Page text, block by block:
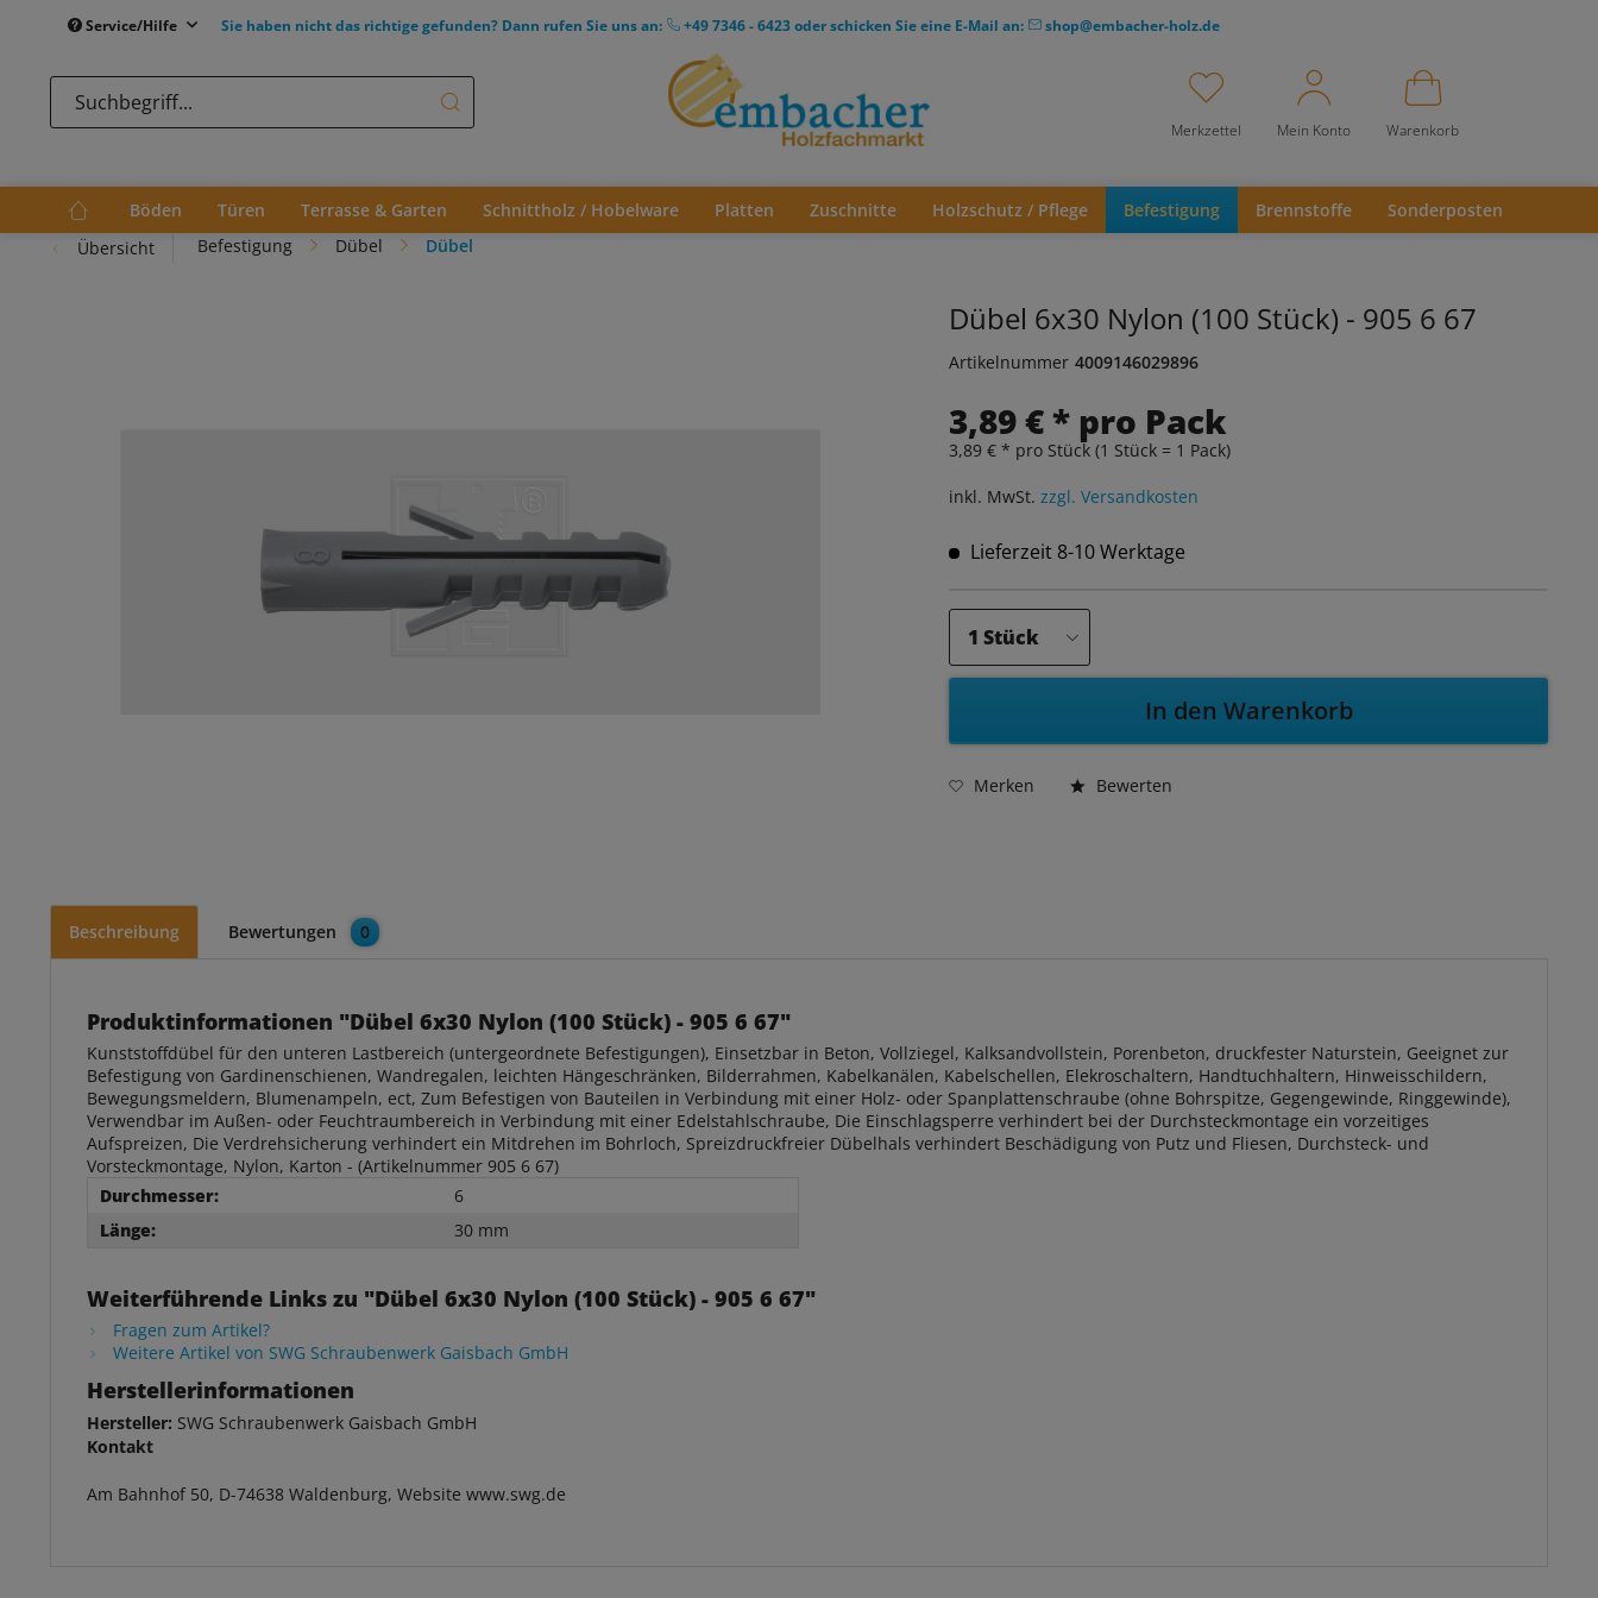
Service/Hilfe Sie haben nicht das richtige gefunden? Dann rufen Sie uns an: +49 7346 - 6423oder schicken Sie eine E-Mail an: shop@embacher-holz.de
Merkzettel Mein Konto Warenkorb
Böden Türen Terrasse & Garten Schnittholz / Hobelware Platten Zuschnitte Holzschutz / Pflege Befestigung Brennstoffe
Sonderposten
Übersicht
Befestigung Dübel Dübel
Dübel 6x30 Nylon (100 Stück) - 905 6 67
Artikelnummer 4009146029896
3,89 € * pro Pack
3,89 € * pro Stück (1 Stück = 1 Pack)
inkl. MwSt. zzgl. Versandkosten
Lieferzeit 8-10 Werktage
In den Warenkorb
Merken Bewerten
Beschreibung Bewertungen 0
Produktinformationen "Dübel 6x30 Nylon (100 Stück) - 905 6 67"
Kunststoffdübel für den unteren Lastbereich (untergeordnete Befestigungen), Einsetzbar in Beton, Vollziegel, Kalksandvollstein, Porenbeton, druckfester Naturstein, Geeignet zur
Befestigung von Gardinenschienen, Wandregalen, leichten Hängeschränken, Bilderrahmen, Kabelkanälen, Kabelschellen, Elekroschaltern, Handtuchhaltern, Hinweisschildern,
Bewegungsmeldern, Blumenampeln, ect, Zum Befestigen von Bauteilen in Verbindung mit einer Holz- oder Spanplattenschraube (ohne Bohrspitze, Gegengewinde, Ringgewinde),
Verwendbar im Außen- oder Feuchtraumbereich in Verbindung mit einer Edelstahlschraube, Die Einschlagsperre verhindert bei der Durchsteckmontage ein vorzeitiges
Aufspreizen, Die Verdrehsicherung verhindert ein Mitdrehen im Bohrloch, Spreizdruckfreier Dübelhals verhindert Beschädigung von Putz und Fliesen, Durchsteck- und
Vorsteckmontage, Nylon, Karton - (Artikelnummer 905 6 67)
Durchmesser:
6
Länge:
30 mm
Weiterführende Links zu "Dübel 6x30 Nylon (100 Stück) - 905 6 67"
Fragen zum Artikel?
Weitere Artikel von SWG Schraubenwerk Gaisbach GmbH
Herstellerinformationen
Hersteller: SWG Schraubenwerk Gaisbach GmbH
Kontakt
Am Bahnhof 50, D-74638 Waldenburg, Website www.swg.de